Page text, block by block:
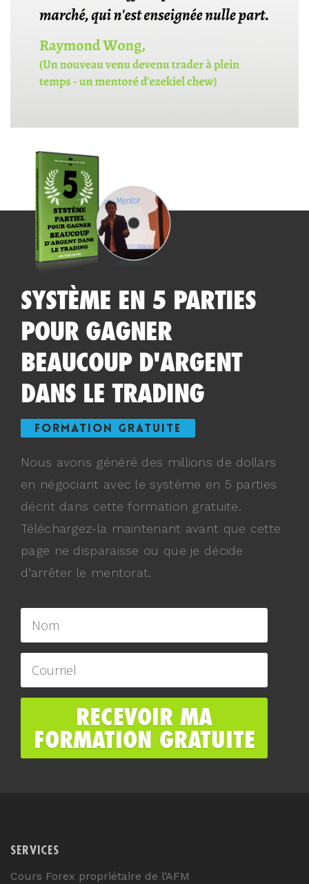
SYSTÈME EN 5 PARTIES
POUR GAGNER
BEAUCOUP D'ARGENT
DANS LE TRADING
FORMATION GRATUITE
Nous avons généré des millions de dollars
en négociant avec le système en 5 parties
décrit dans cette formation gratuite.
Téléchargez-la maintenant avant que cette
page ne disparaisse ou que je décide
d’arrêter le mentorat.
SERVICES
Cours Forex propriétaire de l’AFM